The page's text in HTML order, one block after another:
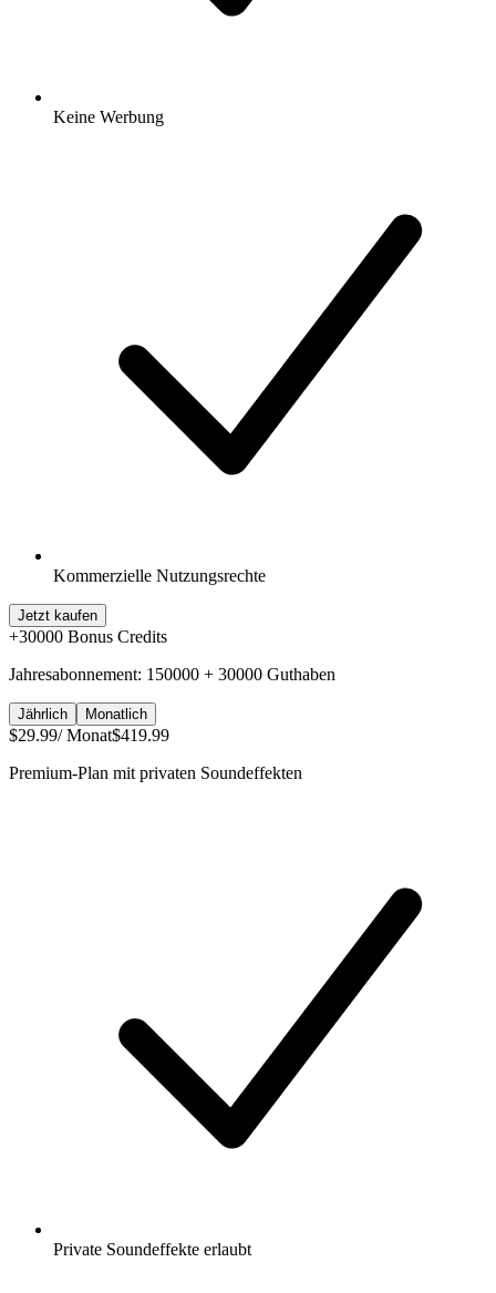
Keine Werbung
Kommerzielle Nutzungsrechte
Jetzt kaufen
+30000 Bonus Credits
Jahresabonnement: 150000 + 30000 Guthaben
Jährlich Monatlich
$29.99/ Monat$419.99
Premium-Plan mit privaten Soundeffekten
Private Soundeffekte erlaubt